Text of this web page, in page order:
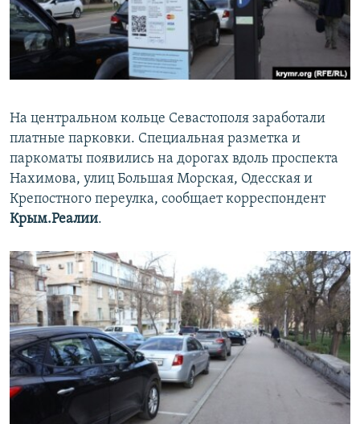
ПОБЕДИТЕЛЕЙ НЕ СУДЯТ?
КРЫМ.НЕПОКОРЕННЫЙ
ПРИСОЕДИНЯЙТЕСЬ!
Все сайты RFE/RL
На центральном кольце Севастополя заработали
платные парковки. Специальная разметка и
паркоматы появились на дорогах вдоль проспекта
Нахимова, улиц Большая Морская, Одесская и
Крепостного переулка, сообщает корреспондент
Крым.Реалии.